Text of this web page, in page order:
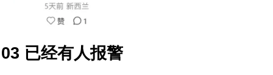
03 已经有人报警